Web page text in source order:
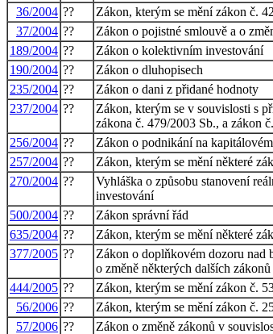
36/2004 ??
Zákon, kterým se mění zákon č.
37/2004 ??
Zákon o pojistné smlouvě a o
189/2004 ??
Zákon o kolektivním investování
190/2004 ??
Zákon o dluhopisech
235/2004 ??
Zákon o dani z přidané hodnoty
237/2004 ??
Zákon, kterým se v souvislosti s
zákona č. 479/2003 Sb., a zákon
256/2004 ??
Zákon o podnikání na
257/2004 ??
Zákon, kterým se mění některé
270/2004 ??
Vyhláška o způsobu stanovení
investování
500/2004 ??
Zákon správní řád
635/2004 ??
Zákon, kterým se mění některé
377/2005 ??
Zákon o doplňkovém dozoru nad
o změně některých dalších
444/2005 ??
Zákon, kterým se mění zákon č.
56/2006 ??
Zákon, kterým se mění zákon č.
57/2006 ??
Zákon o změně zákonů v